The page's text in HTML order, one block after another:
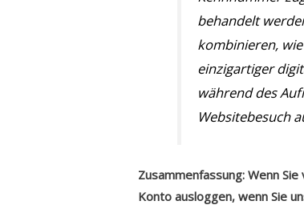
behandelt
kombinieren,
einzigartiger
während des
Websitebesuch
Zusammenfassung: Wenn
Konto ausloggen, wenn Sie